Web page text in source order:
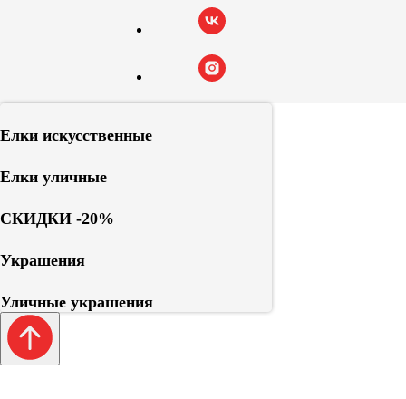
Елки искусственные
Елки уличные
СКИДКИ -20%
Украшения
Уличные украшения